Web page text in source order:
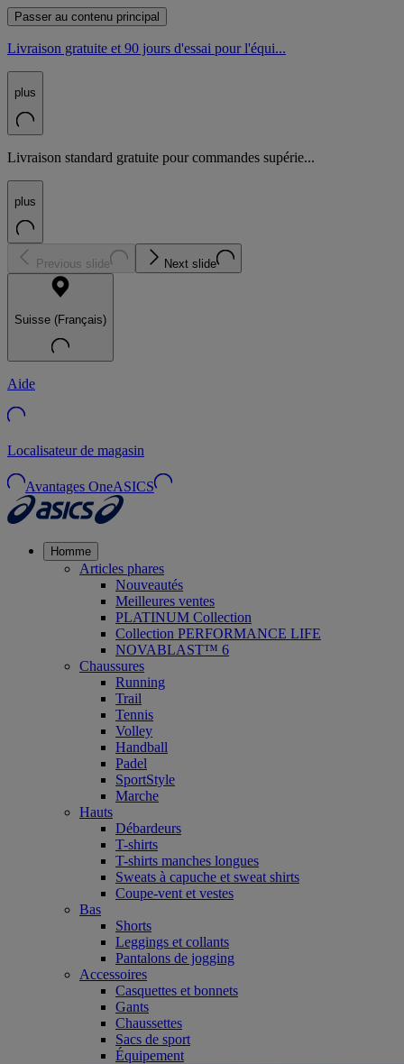
Passer au contenu principal
Livraison gratuite et 90 jours d'essai pour l'équi...
plus
Livraison standard gratuite pour commandes supérie...
plus
Previous slide Next slide
Suisse (Français)
Aide
Localisateur de magasin
Avantages OneASICS
Homme
Articles phares
Nouveautés
Meilleures ventes
PLATINUM Collection
Collection PERFORMANCE LIFE
NOVABLAST™ 6
Chaussures
Running
Trail
Tennis
Volley
Handball
Padel
SportStyle
Marche
Hauts
Débardeurs
T-shirts
T-shirts manches longues
Sweats à capuche et sweat shirts
Coupe-vent et vestes
Bas
Shorts
Leggings et collants
Pantalons de jogging
Accessoires
Casquettes et bonnets
Gants
Chaussettes
Sacs de sport
Équipement